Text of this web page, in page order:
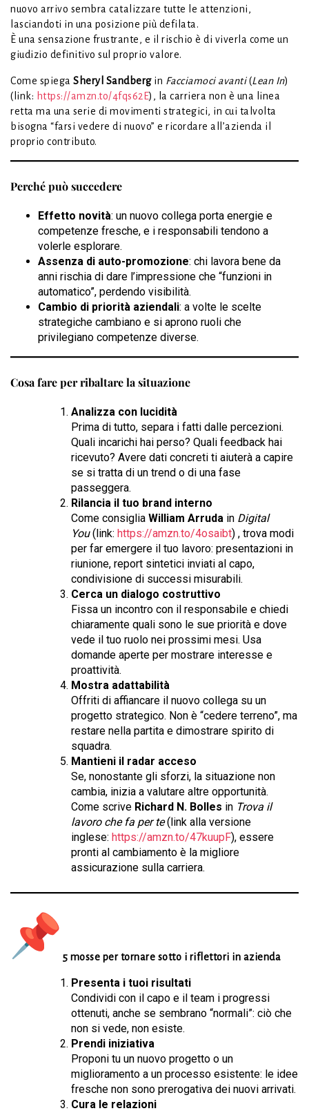
nuovo arrivo sembra catalizzare tutte le attenzioni,
lasciandoti in una posizione più defilata.
È una sensazione frustrante, e il rischio è di viverla come un
giudizio definitivo sul proprio valore.
Come spiega Sheryl Sandbergin Facciamoci avanti(Lean In)
(link: https://amzn.to/4fqs62E), la carriera non è una linea
retta ma una serie di movimenti strategici, in cui talvolta
bisogna “farsi vedere di nuovo” e ricordare all’azienda il
proprio contributo.
Perché può succedere
Effetto novità: un nuovo collega porta energie e
competenze fresche, e i responsabili tendono a
volerle esplorare.
Assenza di auto-promozione: chi lavora bene da
anni rischia di dare l’impressione che “funzioni in
automatico”, perdendo visibilità.
Cambio di priorità aziendali: a volte le scelte
strategiche cambiano e si aprono ruoli che
privilegiano competenze diverse.
Cosa fare per ribaltare la situazione
Analizza con lucidità
Prima di tutto, separa i fatti dalle percezioni.
Quali incarichi hai perso? Quali feedback hai
ricevuto? Avere dati concreti ti aiuterà a capire
se si tratta di un trend o di una fase
passeggera.
Rilancia il tuo brand interno
Come consiglia William Arruda in Digital
You(link: https://amzn.to/4osaibt) , trova modi
per far emergere il tuo lavoro: presentazioni in
riunione, report sintetici inviati al capo,
condivisione di successi misurabili.
Cerca un dialogo costruttivo
Fissa un incontro con il responsabile e chiedi
chiaramente quali sono le sue priorità e dove
vede il tuo ruolo nei prossimi mesi. Usa
domande aperte per mostrare interesse e
proattività.
Mostra adattabilità
Offriti di affiancare il nuovo collega su un
progetto strategico. Non è “cedere terreno”, ma
restare nella partita e dimostrare spirito di
squadra.
Mantieni il radar acceso
Se, nonostante gli sforzi, la situazione non
cambia, inizia a valutare altre opportunità.
Come scrive Richard N. Bolles in Trova il
lavoro che fa per te(link alla versione
inglese: https://amzn.to/47kuupF), essere
pronti al cambiamento è la migliore
assicurazione sulla carriera.
5 mosse per tornare sotto i riflettori in azienda
Presenta i tuoi risultati
Condividi con il capo e il team i progressi
ottenuti, anche se sembrano “normali”: ciò che
non si vede, non esiste.
Prendi iniziativa
Proponi tu un nuovo progetto o un
miglioramento a un processo esistente: le idee
fresche non sono prerogativa dei nuovi arrivati.
Cura le relazioni